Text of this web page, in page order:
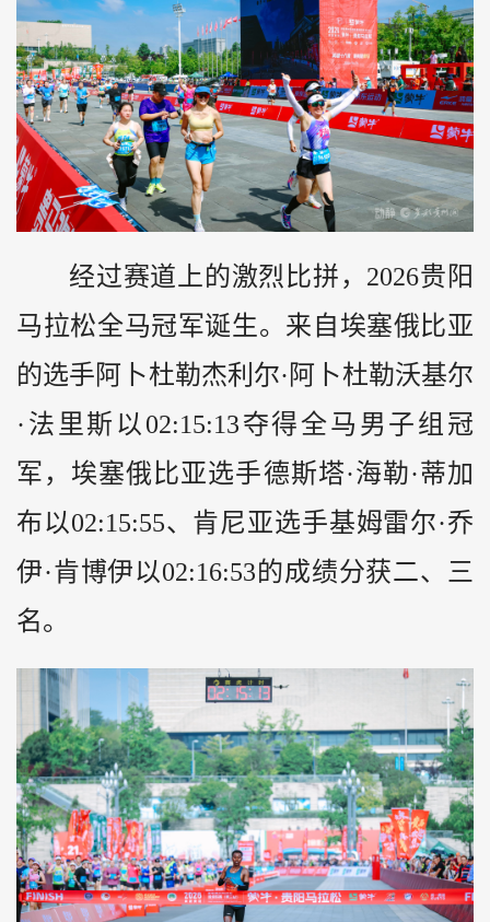
经过赛道上的激烈比拼，2026贵阳
马拉松全马冠军诞生。来自埃塞俄比亚
的选手阿卜杜勒杰利尔·阿卜杜勒沃基尔
·法里斯以02:15:13夺得全马男子组冠
军，埃塞俄比亚选手德斯塔·海勒·蒂加
布以02:15:55、肯尼亚选手基姆雷尔·乔
伊·肯博伊以02:16:53的成绩分获二、三
名。